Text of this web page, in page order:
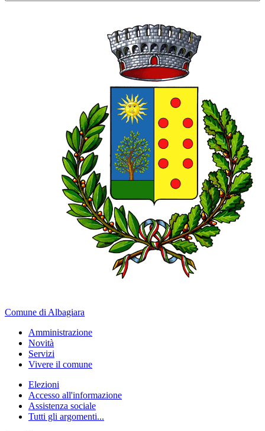
Comune di Albagiara
Amministrazione
Novità
Servizi
Vivere il comune
Elezioni
Accesso all'informazione
Assistenza sociale
Tutti gli argomenti...